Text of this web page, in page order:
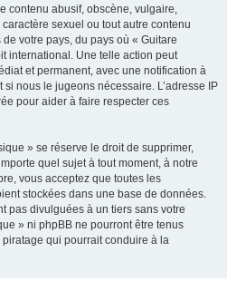
contenu abusif, obscène, vulgaire,
sexuel ou tout autre contenu
votre pays, du pays où « Guitare
international. Une telle action peut
et permanent, avec une notification à
si nous le jugeons nécessaire. L’adresse IP
pour aider à faire respecter ces
» se réserve le droit de supprimer,
quel sujet à tout moment, à notre
vous acceptez que toutes les
stockées dans une base de données.
pas divulguées à un tiers sans votre
» ni phpBB ne pourront être tenus
qui pourrait conduire à la